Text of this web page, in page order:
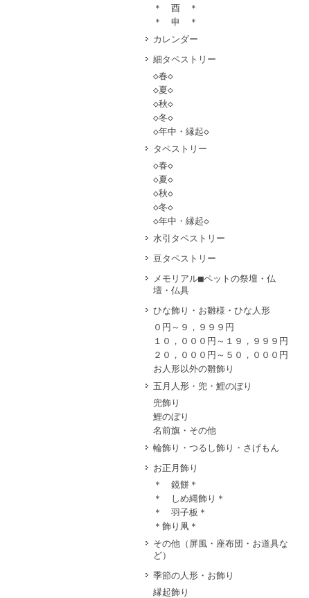
＊ 酉 ＊
＊ 申 ＊
カレンダー
細タペストリー
◇春◇
◇夏◇
◇秋◇
◇冬◇
◇年中・縁起◇
タペストリー
◇春◇
◇夏◇
◇秋◇
◇冬◇
◇年中・縁起◇
水引タペストリー
豆タペストリー
メモリアル■ペットの祭壇・仏
壇・仏具
ひな飾り・お雛様・ひな人形
０円～９，９９９円
１０，０００円～１９，９９９円
２０，０００円～５０，０００円
お人形以外の雛飾り
五月人形・兜・鯉のぼり
兜飾り
鯉のぼり
名前旗・その他
輪飾り・つるし飾り・さげもん
お正月飾り
＊ 鏡餅＊
＊ しめ縄飾り＊
＊ 羽子板＊
＊飾り凧＊
その他（屏風・座布団・お道具な
ど）
季節の人形・お飾り
縁起飾り